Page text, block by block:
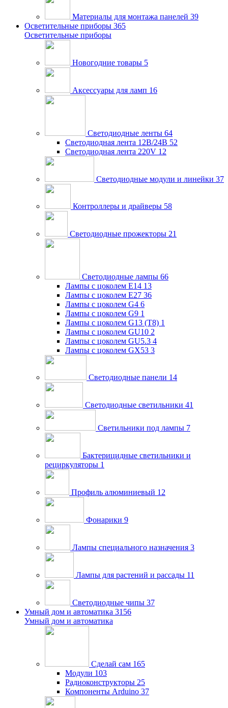
Материалы для монтажа панелей 39
Осветительные приборы 365
Осветительные приборы
Новогодние товары 5
Аксессуары для ламп 16
Светодиодные ленты 64
Светодиодная лента 12В/24В 52
Светодиодная лента 220V 12
Светодиодные модули и линейки 37
Контроллеры и драйверы 58
Светодиодные прожекторы 21
Светодиодные лампы 66
Лампы с цоколем E14 13
Лампы с цоколем E27 36
Лампы с цоколем G4 6
Лампы с цоколем G9 1
Лампы с цоколем G13 (Т8) 1
Лампы с цоколем GU10 2
Лампы с цоколем GU5.3 4
Лампы с цоколем GX53 3
Светодиодные панели 14
Светодиодные светильники 41
Светильники под лампы 7
Бактерицидные светильники и
рециркуляторы 1
Профиль алюминиевый 12
Фонарики 9
Лампы специального назначения 3
Лампы для растений и рассады 11
Светодиодные чипы 37
Умный дом и автоматика 3156
Умный дом и автоматика
Сделай сам 165
Модули 103
Радиоконструкторы 25
Компоненты Arduino 37